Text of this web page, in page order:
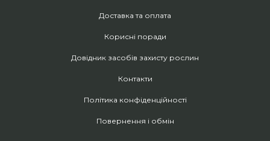
Доставка та оплата
Корисні поради
Довідник засобів захисту рослин
Контакти
Політика конфіденційності
Повернення і обмін